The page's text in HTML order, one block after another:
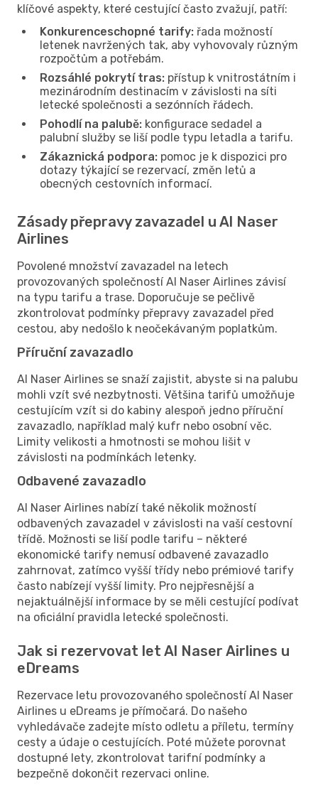
klíčové aspekty, které cestující často zvažují, patří:
Konkurenceschopné tarify: řada možností
letenek navržených tak, aby vyhovovaly různým
rozpočtům a potřebám.
Rozsáhlé pokrytí tras: přístup k vnitrostátním i
mezinárodním destinacím v závislosti na síti
letecké společnosti a sezónních řádech.
Pohodlí na palubě: konfigurace sedadel a
palubní služby se liší podle typu letadla a tarifu.
Zákaznická podpora: pomoc je k dispozici pro
dotazy týkající se rezervací, změn letů a
obecných cestovních informací.
Zásady přepravy zavazadel u Al Naser
Airlines
Povolené množství zavazadel na letech
provozovaných společností Al Naser Airlines závisí
na typu tarifu a trase. Doporučuje se pečlivě
zkontrolovat podmínky přepravy zavazadel před
cestou, aby nedošlo k neočekávaným poplatkům.
Příruční zavazadlo
Al Naser Airlines se snaží zajistit, abyste si na palubu
mohli vzít své nezbytnosti. Většina tarifů umožňuje
cestujícím vzít si do kabiny alespoň jedno příruční
zavazadlo, například malý kufr nebo osobní věc.
Limity velikosti a hmotnosti se mohou lišit v
závislosti na podmínkách letenky.
Odbavené zavazadlo
Al Naser Airlines nabízí také několik možností
odbavených zavazadel v závislosti na vaší cestovní
třídě. Možnosti se liší podle tarifu – některé
ekonomické tarify nemusí odbavené zavazadlo
zahrnovat, zatímco vyšší třídy nebo prémiové tarify
často nabízejí vyšší limity. Pro nejpřesnější a
nejaktuálnější informace by se měli cestující podívat
na oficiální pravidla letecké společnosti.
Jak si rezervovat let Al Naser Airlines u
eDreams
Rezervace letu provozovaného společností Al Naser
Airlines u eDreams je přímočará. Do našeho
vyhledávače zadejte místo odletu a příletu, termíny
cesty a údaje o cestujících. Poté můžete porovnat
dostupné lety, zkontrolovat tarifní podmínky a
bezpečně dokončit rezervaci online.